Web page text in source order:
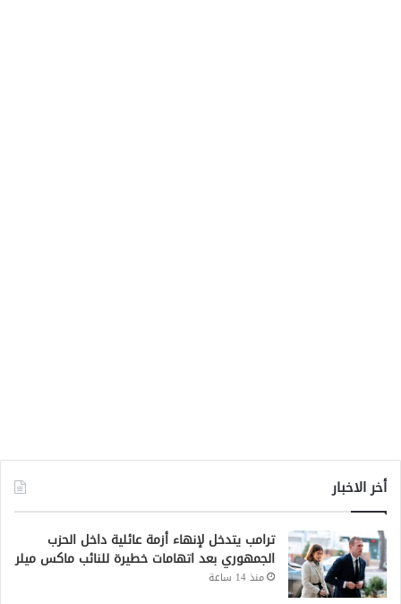
أخر الاخبار
ترامب يتدخل لإنهاء أزمة عائلية داخل الحزب
الجمهوري بعد اتهامات خطيرة للنائب ماكس ميلر
منذ 14 ساعة